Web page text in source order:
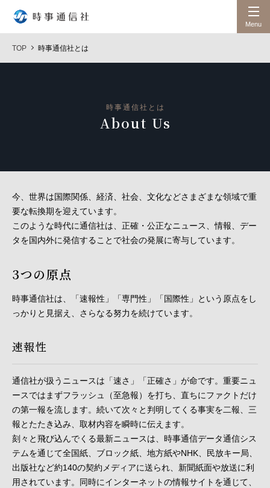
Menu
TOP 時事通信社とは
時事通信社とは
About Us
今、世界は国際関係、経済、社会、文化などさまざまな領域で重
要な転換期を迎えています。
このような時代に通信社は、正確・公正なニュース、情報、デー
タを国内外に発信することで社会の発展に寄与しています。
3つの原点
時事通信社は、「速報性」「専門性」「国際性」という原点をし
っかりと見据え、さらなる努力を続けています。
速報性
通信社が扱うニュースは「速さ」「正確さ」が命です。重要ニュ
ースではまずフラッシュ（至急報）を打ち、直ちにファクトだけ
の第一報を流します。続いて次々と判明してくる事実を二報、三
報とたたき込み、取材内容を瞬時に伝えます。
刻々と飛び込んでくる最新ニュースは、時事通信データ通信シス
テムを通じて全国紙、ブロック紙、地方紙やNHK、民放キー局、
出版社など約140の契約メディアに送られ、新聞紙面や放送に利
用されています。同時にインターネットの情報サイトを通じて、